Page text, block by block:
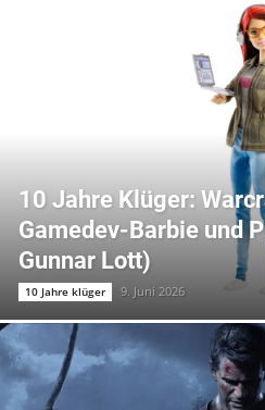
10 Jahre Klüger:
Gamedev-Barbie und
Gunnar Lott)
10 Jahre klüger 9. Juni 2026